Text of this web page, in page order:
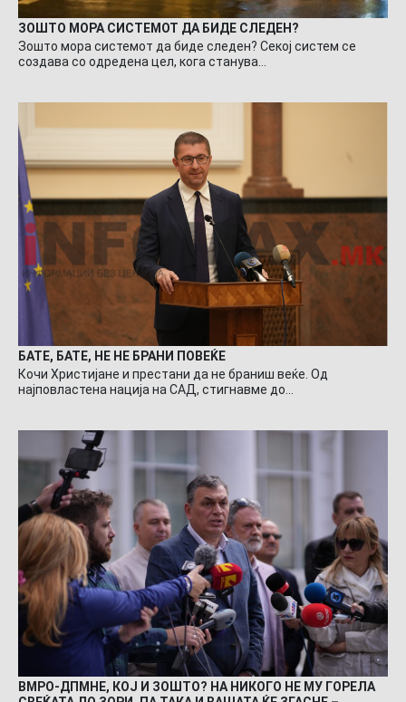
ЗОШТО МОРА СИСТЕМОТ ДА БИДЕ СЛЕДЕН?
Зошто мора системот да биде следен? Секој систем се
создава со одредена цел, кога станува…
БАТЕ, БАТЕ, НЕ НЕ БРАНИ ПОВЕЌЕ
Кочи Христијане и престани да не браниш веќе. Од
најповластена нација на САД, стигнавме до…
ВМРО-ДПМНЕ, КОЈ И ЗОШТО? НА НИКОГО НЕ МУ ГОРЕЛА